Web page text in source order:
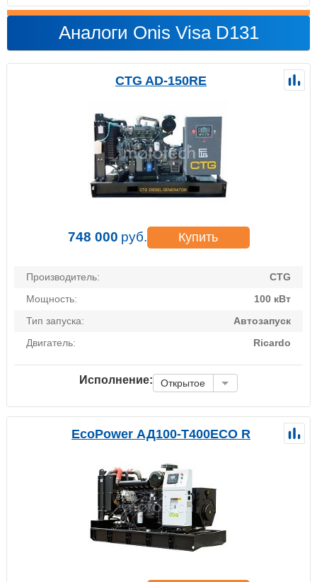
Аналоги Onis Visa D131
CTG AD-150RE
748 000 руб. Купить
Производитель:
CTG
Мощность:
100 кВт
Тип запуска:
Автозапуск
Двигатель:
Ricardo
Исполнение: Открытое
EcoPower АД100-T400ECO R